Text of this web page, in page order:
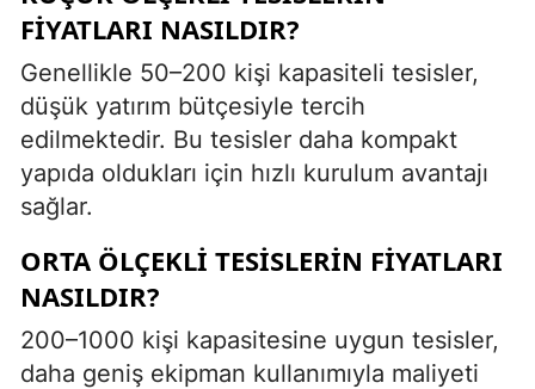
FIYATLARI NASILDIR?
Genellikle 50–200 kişi kapasiteli tesisler,
düşük yatırım bütçesiyle tercih
edilmektedir. Bu tesisler daha kompakt
yapıda oldukları için hızlı kurulum avantajı
sağlar.
ORTA ÖLÇEKLI TESISLERIN FIYATLARI
NASILDIR?
200–1000 kişi kapasitesine uygun tesisler,
daha geniş ekipman kullanımıyla maliyeti